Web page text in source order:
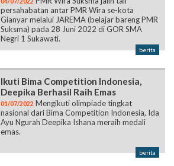
persahabatan antar PMR Wira se-kota
Gianyar melalui JAREMA (belajar bareng PMR
Suksma) pada 28 Juni 2022 di GOR SMA
Negri 1 Sukawati.
berita
Ikuti Bima Competition Indonesia,
Deepika Berhasil Raih Emas
01/07/2022 Mengikuti olimpiade tingkat
nasional dari Bima Competition Indonesia, Ida
Ayu Ngurah Deepika Ishana meraih medali
emas.
berita